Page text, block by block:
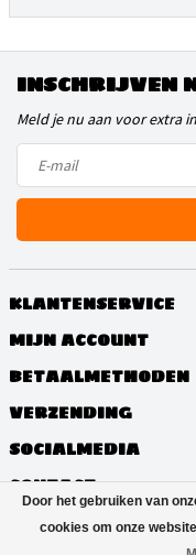
INSCHRIJVEN
Meld je nu aan voor extra
KLANTENSERVICE
MIJN ACCOUNT
BETAALMETHODEN
VERZENDING
SOCIALMEDIA
CONTACT
©
Door het gebruiken van
cookies om onze